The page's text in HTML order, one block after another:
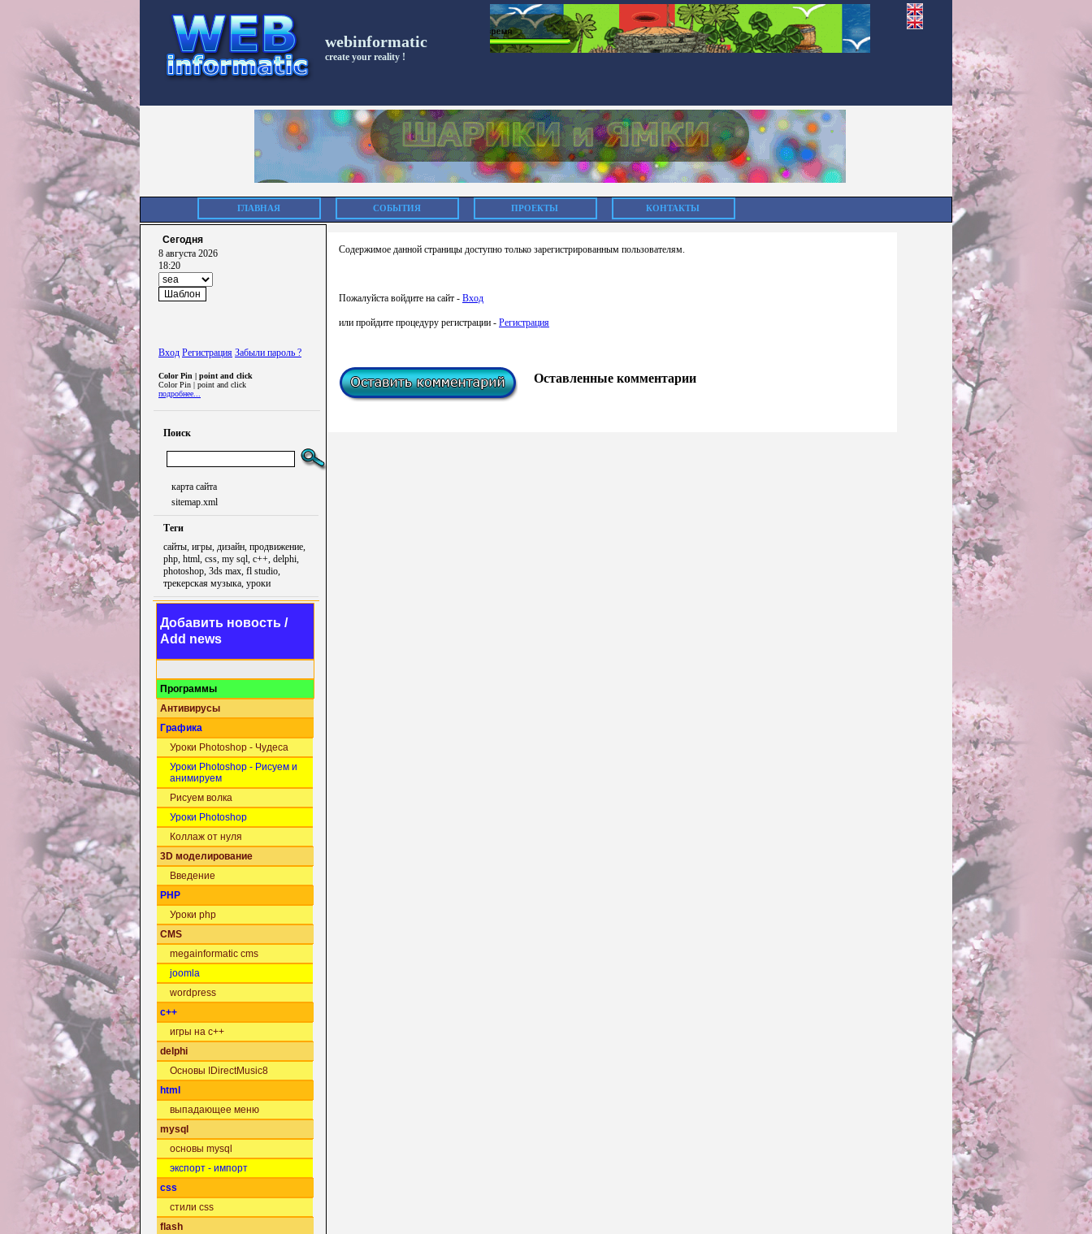
webinformatic
create your reality !
ГЛАВНАЯ СОБЫТИЯ ПРОЕКТЫ КОНТАКТЫ
Сегодня
8 августа 2026
18:20
Вход Регистрация Забыли пароль ?
Color Pin | point and click
Color Pin | point and click
подробнее...
Поиск
карта сайта
sitemap.xml
Теги
сайты, игры, дизайн, продвижение,
php, html, css, my sql, c++, delphi,
photoshop, 3ds max, fl studio,
трекерская музыка, уроки
Добавить новость /
Add news
Программы
Антивирусы
Графика
Уроки Photoshop - Чудеса
Уроки Photoshop - Рисуем и
анимируем
Рисуем волка
Уроки Photoshop
Коллаж от нуля
3D моделирование
Введение
PHP
Уроки php
CMS
megainformatic cms
joomla
wordpress
c++
игры на c++
delphi
Основы IDirectMusic8
html
выпадающее меню
mysql
основы mysql
экспорт - импорт
css
стили css
flash
Содержимое данной страницы доступно только зарегистрированным пользователям.
Пожалуйста войдите на сайт - Вход
или пройдите процедуру регистрации - Регистрация
Оставленные комментарии